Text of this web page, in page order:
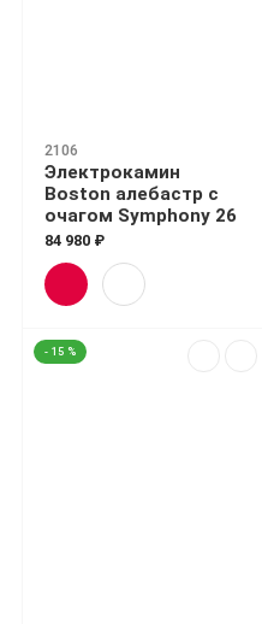
2106
Электрокамин
Boston алебастр с
очагом Symphony 26
84 980 ₽
- 15 %